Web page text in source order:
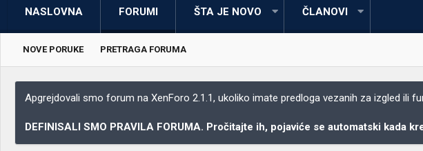
NASLOVNA FORUMI ŠTA JE NOVO ČLANOVI
NOVE PORUKE PRETRAGA FORUMA
Apgrejdovali smo forum na XenForo 2.1.1, ukoliko imate predloga vezanih za izgled ili
DEFINISALI SMO PRAVILA FORUMA. Pročitajte ih, pojaviće se automatski kada